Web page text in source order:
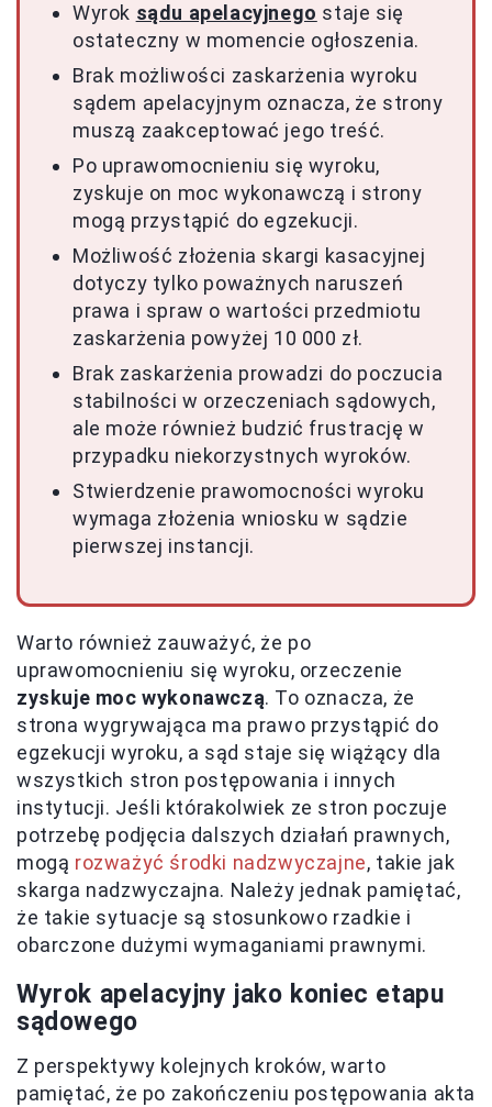
Wyrok sądu apelacyjnego staje się
ostateczny w momencie ogłoszenia.
Brak możliwości zaskarżenia wyroku
sądem apelacyjnym oznacza, że strony
muszą zaakceptować jego treść.
Po uprawomocnieniu się wyroku,
zyskuje on moc wykonawczą i strony
mogą przystąpić do egzekucji.
Możliwość złożenia skargi kasacyjnej
dotyczy tylko poważnych naruszeń
prawa i spraw o wartości przedmiotu
zaskarżenia powyżej 10 000 zł.
Brak zaskarżenia prowadzi do poczucia
stabilności w orzeczeniach sądowych,
ale może również budzić frustrację w
przypadku niekorzystnych wyroków.
Stwierdzenie prawomocności wyroku
wymaga złożenia wniosku w sądzie
pierwszej instancji.
Warto również zauważyć, że po
uprawomocnieniu się wyroku, orzeczenie
zyskuje moc wykonawczą. To oznacza, że
strona wygrywająca ma prawo przystąpić do
egzekucji wyroku, a sąd staje się wiążący dla
wszystkich stron postępowania i innych
instytucji. Jeśli którakolwiek ze stron poczuje
potrzebę podjęcia dalszych działań prawnych,
mogą rozważyć środki nadzwyczajne, takie jak
skarga nadzwyczajna. Należy jednak pamiętać,
że takie sytuacje są stosunkowo rzadkie i
obarczone dużymi wymaganiami prawnymi.
Wyrok apelacyjny jako koniec etapu
sądowego
Z perspektywy kolejnych kroków, warto
pamiętać, że po zakończeniu postępowania akta